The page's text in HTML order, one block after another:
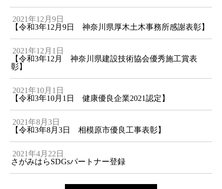
2021年12月9日
【令和3年12月9日 神奈川県厚木土木事務所感謝表彰】
2021年12月1日
【令和3年12月 神奈川県建設技術協会優秀施工賞表
彰】
2021年10月1日
【令和3年10月1日 健康優良企業2021認定】
2021年8月3日
【令和3年8月3日 相模原市優良工事表彰】
2021年4月22日
さがみはらSDGsパートナー登録